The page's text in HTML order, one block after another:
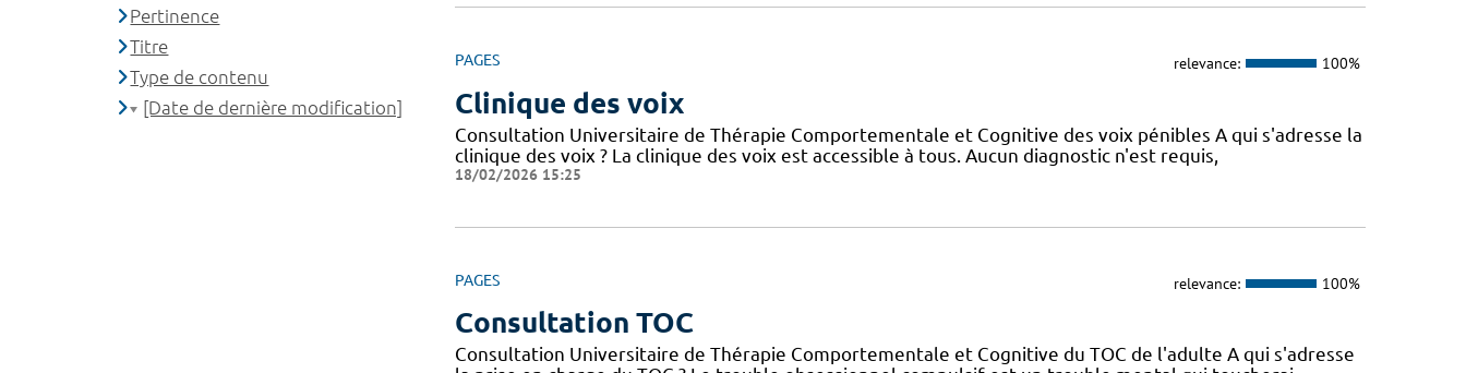
PAGES relevance: 100%
Clinique des voix
Consultation Universitaire de Thérapie Comportementale et Cognitive des voix pénibles A qui s'adresse la
clinique des voix ? La clinique des voix est accessible à tous. Aucun diagnostic n'est requis,
18/02/2026 15:25
PAGES relevance: 100%
Consultation TOC
Consultation Universitaire de Thérapie Comportementale et Cognitive du TOC de l'adulte A qui s'adresse
Pertinence
Titre
Type de contenu
[Date de dernière modification]